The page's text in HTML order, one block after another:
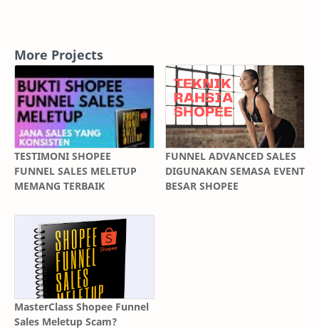
More Projects
TESTIMONI SHOPEE
FUNNEL SALES MELETUP
MEMANG TERBAIK
FUNNEL ADVANCED SALES
DIGUNAKAN SEMASA EVENT
BESAR SHOPEE
MasterClass Shopee Funnel
Sales Meletup Scam?